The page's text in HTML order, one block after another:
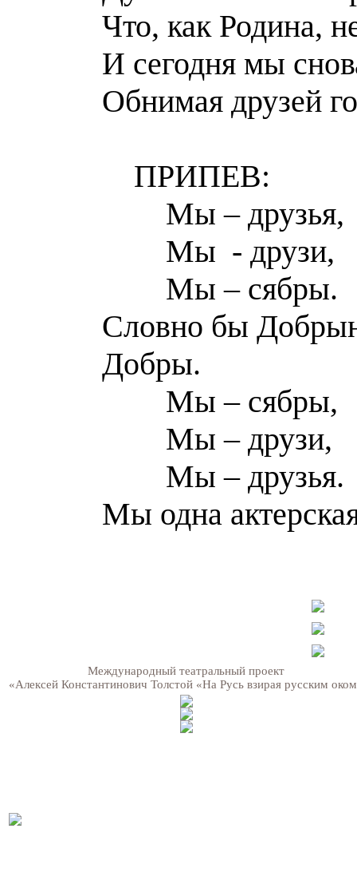
Что, как Родина,
И сегодня мы
Обнимая друзей
ПРИПЕВ:
Мы – друзья,
Мы - друзи,
Мы – сябры.
Словно бы
Добры.
Мы – сябры,
Мы – друзи,
Мы – друзья.
Мы одна
Международный театральный проект
«Алексей Константинович Толстой «На Русь взирая русским